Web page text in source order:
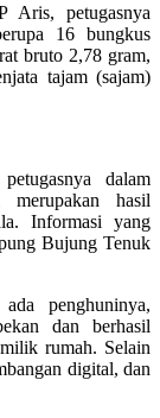
Aris, petugasnya
16 bungkus
bruto 2,78 gram,
tajam (sajam)
dalam
hasil
Informasi yang
Bujung Tenuk
penghuninya,
dan berhasil
rumah. Selain
digital, dan